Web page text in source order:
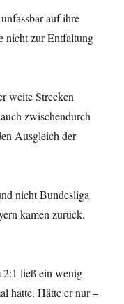
auf ihre
nicht zur Entfaltung
weite Strecken
zwischendurch
Ausgleich der
nicht Bundesliga
kamen zurück.
2:1 ließ ein wenig
hatte. Hätte er nur –